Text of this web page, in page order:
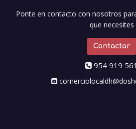
Ponte en contacto con nosotros
que necesites
Contactar
954 919 561